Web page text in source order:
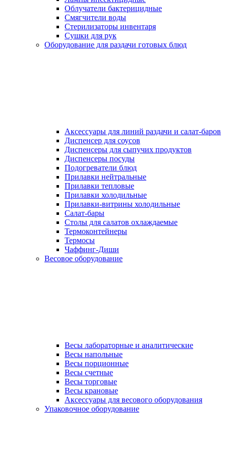
Облучатели бактерицидные
Смягчители воды
Стерилизаторы инвентаря
Сушки для рук
Оборудование для раздачи готовых блюд
Аксессуары для линий раздачи и салат-баров
Диспенсер для соусов
Диспенсеры для сыпучих продуктов
Диспенсеры посуды
Подогреватели блюд
Прилавки нейтральные
Прилавки тепловые
Прилавки холодильные
Прилавки-витрины холодильные
Салат-бары
Столы для салатов охлаждаемые
Термоконтейнеры
Термосы
Чаффинг-Диши
Весовое оборудование
Весы лабораторные и аналитические
Весы напольные
Весы порционные
Весы счетные
Весы торговые
Весы крановые
Аксессуары для весового оборудования
Упаковочное оборудование